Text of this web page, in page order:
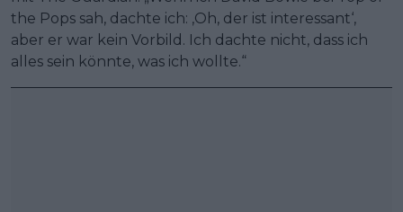
the Pops sah, dachte ich: ‚Oh, der ist interessant‘,
aber er war kein Vorbild. Ich dachte nicht, dass ich
alles sein könnte, was ich wollte.“